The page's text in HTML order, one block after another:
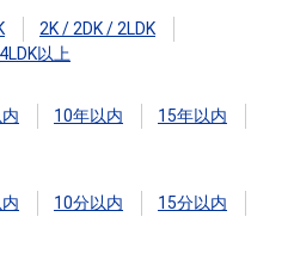
2K / 2DK / 2LDK
以上
10年以内
15年以内
10分以内
15分以内